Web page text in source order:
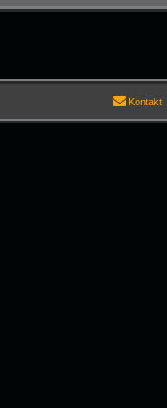
Kontakt